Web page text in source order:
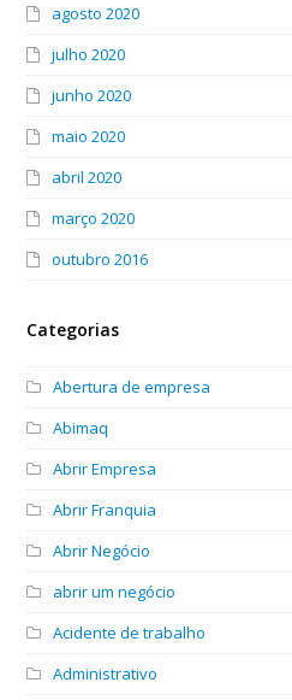
agosto 2020
julho 2020
junho 2020
maio 2020
abril 2020
março 2020
outubro 2016
Categorias
Abertura de empresa
Abimaq
Abrir Empresa
Abrir Franquia
Abrir Negócio
abrir um negócio
Acidente de trabalho
Administrativo